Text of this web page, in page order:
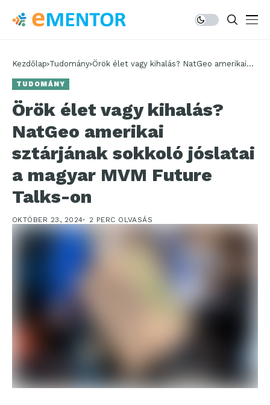
Kezdőlap Tudomány Örök élet vagy kihalás? NatGeo amerikai
TUDOMÁNY
Örök élet vagy kihalás?
NatGeo amerikai
sztárjának sokkoló jóslatai
a magyar MVM Future
Talks-on
OKTÓBER 23, 2024 2 PERC OLVASÁS